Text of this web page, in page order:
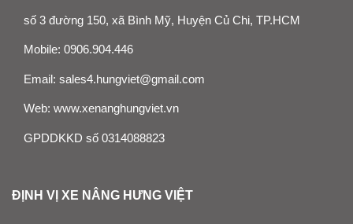
số 3 đường 150, xã Bình Mỹ, Huyện Củ Chi, TP.HCM
Mobile: 0906.904.446
Email: sales4.hungviet@gmail.com
Web: www.xenanghungviet.vn
GPDDKKD số 0314088823
ĐỊNH VỊ XE NÂNG HƯNG VIỆT